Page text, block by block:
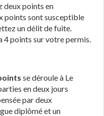
deux points en
points sont susceptible
un délit de fuite.
4 points sur votre permis.
se déroule à Le
en deux jours
par deux
diplômé et un